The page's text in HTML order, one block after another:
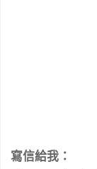
寫信給我：